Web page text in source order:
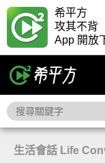
希平方
攻其不背
App 開放
生活會話 Life